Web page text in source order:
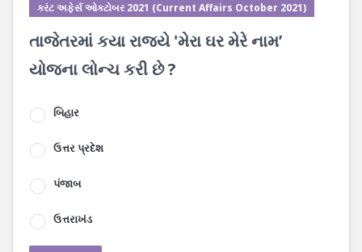
કરંટ અફેર્સ ઓક્ટોબર 2021 (Current Affairs October 2021)
તાજેતરમાં કયા રાજ્યે 'મેરા ઘર મેરે નામ’
યોજના લોન્ચ કરી છે ?
બિહાર
ઉત્તર પ્રદેશ
પંજાબ
ઉત્તરાખંડ